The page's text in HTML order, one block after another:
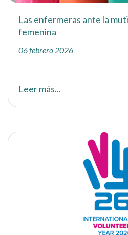
Las enfermeras ante la
femenina
06 febrero 2026
Leer más...